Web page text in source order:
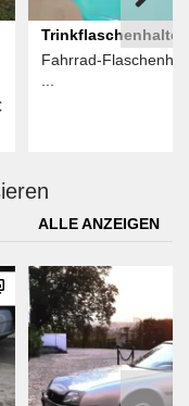
Trinkflaschenhalter
Fahrrad-
ALLE ANZEIGEN